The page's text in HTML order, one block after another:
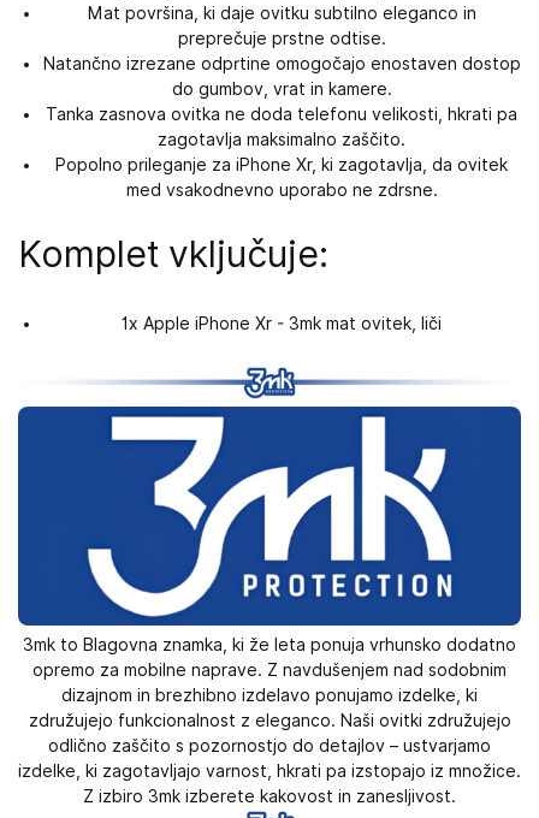
Mat površina, ki daje ovitku subtilno eleganco in
preprečuje prstne odtise.
Natančno izrezane odprtine omogočajo enostaven dostop
do gumbov, vrat in kamere.
Tanka zasnova ovitka ne doda telefonu velikosti, hkrati pa
zagotavlja maksimalno zaščito.
Popolno prileganje za iPhone Xr, ki zagotavlja, da ovitek
med vsakodnevno uporabo ne zdrsne.
Komplet vključuje:
1x Apple iPhone Xr - 3mk mat ovitek, liči
3mk to Blagovna znamka, ki že leta ponuja vrhunsko dodatno
opremo za mobilne naprave. Z navdušenjem nad sodobnim
dizajnom in brezhibno izdelavo ponujamo izdelke, ki
združujejo funkcionalnost z eleganco. Naši ovitki združujejo
odlično zaščito s pozornostjo do detajlov – ustvarjamo
izdelke, ki zagotavljajo varnost, hkrati pa izstopajo iz množice.
Z izbiro 3mk izberete kakovost in zanesljivost.